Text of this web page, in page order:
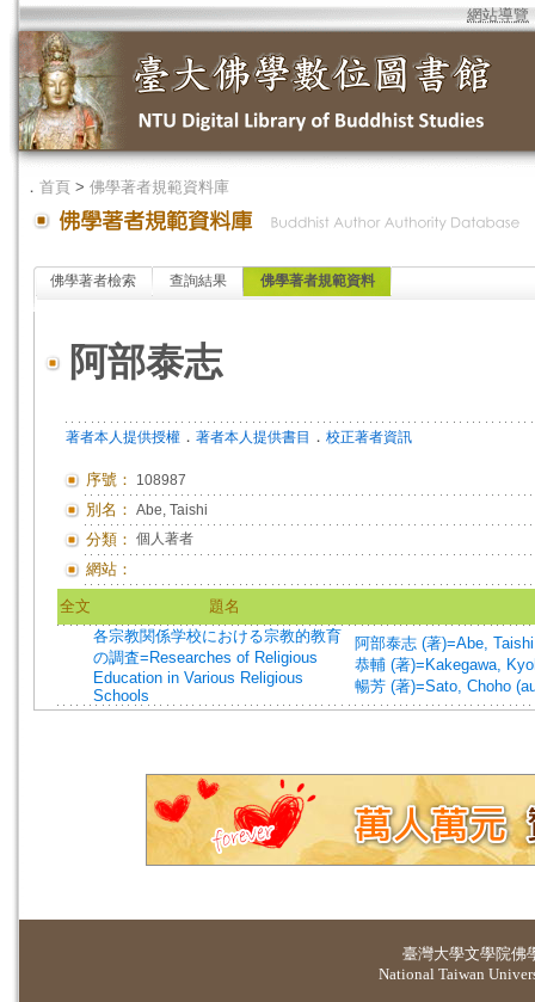
網站導覽
． 首頁 > 佛學著者規範資料庫
佛學著者檢索 查詢結果 佛學著者規範資料
阿部泰志
著者本人提供授權 ． 著者本人提供書目 ． 校正著者資訊
序號： 108987
別名： Abe, Taishi
分類： 個人著者
網站：
全文
題名
各宗教関係学校における宗教的教育
の調査=Researches of Religious
Education in Various Religious
Schools
阿部泰志 (著)=Abe,
恭輔 (著)=Kakegawa,
暢芳 (著)=Sato, Choho
臺灣大學文學院佛
National Taiwan